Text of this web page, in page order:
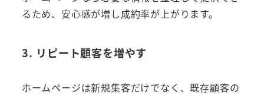
るため、安心感が増し成約率が上がります。
3. リピート顧客を増やす
ホームページは新規集客だけでなく、既存顧客の